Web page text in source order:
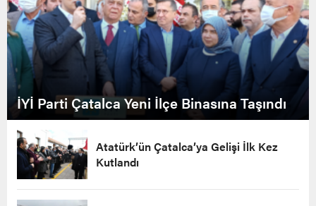
İYİ Parti Çatalca Yeni İlçe Binasına Taşındı
Atatürk’ün Çatalca’ya Gelişi İlk Kez
Kutlandı